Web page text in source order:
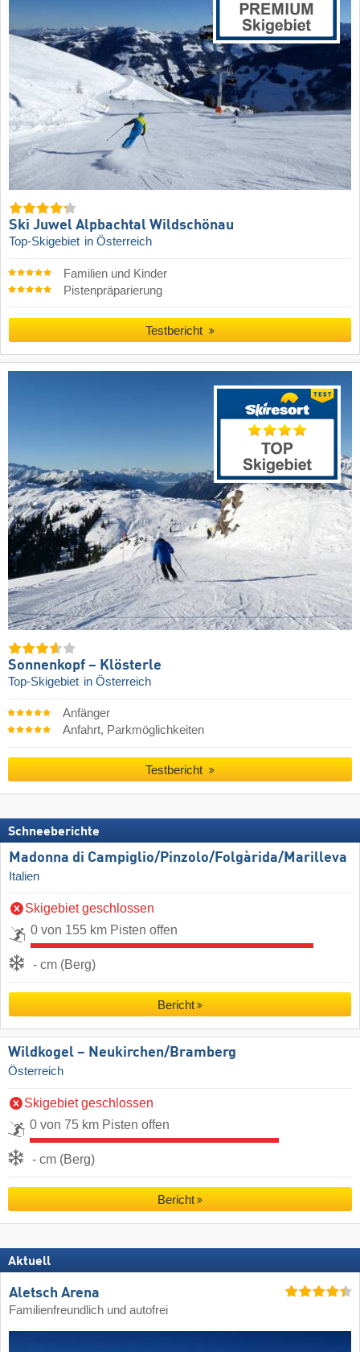
Ski Juwel Alpbachtal Wildschönau
Top-Skigebiet in Österreich
Familien und Kinder
Pistenpräparierung
Testbericht
Sonnenkopf – Klösterle
Top-Skigebiet in Österreich
Anfänger
Anfahrt, Parkmöglichkeiten
Testbericht
Schneeberichte
Madonna di Campiglio/​Pinzolo/​Folgàrida/​Marilleva
Italien
Skigebiet geschlossen
0 von 155 km Pisten offen
- cm (Berg)
Bericht
Wildkogel – Neukirchen/​Bramberg
Österreich
Skigebiet geschlossen
0 von 75 km Pisten offen
- cm (Berg)
Bericht
Aktuell
Aletsch Arena
Familienfreundlich und autofrei